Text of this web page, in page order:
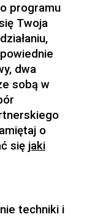
programu
Twoja
dwa
sobą w
o
się jaki
techniki i